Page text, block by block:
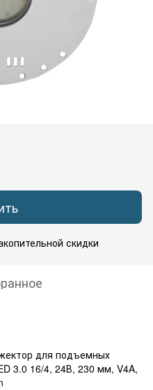
скидки
для подъемных
3.0 16/4, 24В, 230 мм, V4A,